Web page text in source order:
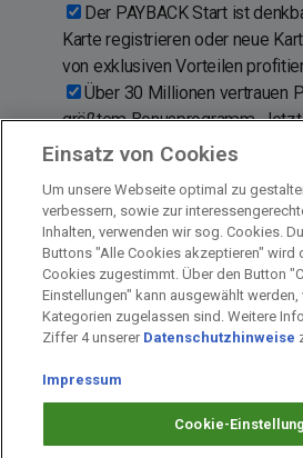
Der PAYBACK Start ist
Karte registrieren oder neue
von exklusiven Vorteilen
Über 30 Millionen vertrauen
größtem Bonusprogramm.
und PAYBACK Karte aktivieren!
Aral · dm-drogerie markt · EDEKA
Fressnapf und rund 700
Impressum
Arbeiten bei PAYBACK
Datenschutz
Einsatz von Cookies
Um unsere Webseite optimal zu
verbessern, sowie zur
Inhalten, verwenden wir sog. Cookies.
Buttons "Alle Cookies akzeptieren" wird
Cookies zugestimmt. Über den Button
Einstellungen" kann ausgewählt
Kategorien zugelassen sind. Weitere
Ziffer 4 unserer Datenschutzhinweise
Impressum
Cookie-